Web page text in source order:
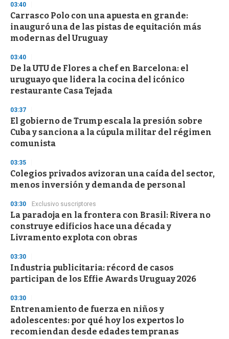
d
s
o
f
3
s
e
c
o
n
03:40
Carrasco Polo con una apuesta en grande:
inauguró una de las pistas de equitación más
modernas del Uruguay
03:40
De la UTU de Flores a chef en Barcelona: el
uruguayo que lidera la cocina del icónico
restaurante Casa Tejada
03:37
El gobierno de Trump escala la presión sobre
Cuba y sanciona a la cúpula militar del régimen
comunista
03:35
Colegios privados avizoran una caída del sector,
menos inversión y demanda de personal
03:30 Exclusivo suscriptores
La paradoja en la frontera con Brasil: Rivera no
construye edificios hace una década y
Livramento explota con obras
03:30
Industria publicitaria: récord de casos
participan de los Effie Awards Uruguay 2026
03:30
Entrenamiento de fuerza en niños y
adolescentes: por qué hoy los expertos lo
recomiendan desde edades tempranas